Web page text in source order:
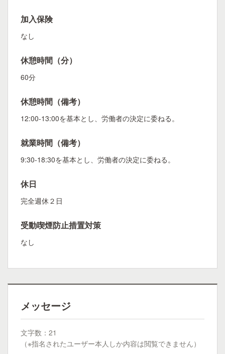
加入保険
なし
休憩時間（分）
60分
休憩時間（備考）
12:00-13:00を基本とし、労働者の決定に委ねる。
就業時間（備考）
9:30-18:30を基本とし、労働者の決定に委ねる。
休日
完全週休２日
受動喫煙防止措置対策
なし
メッセージ
文字数：21
（※指名されたユーザー本人しか内容は閲覧できません）